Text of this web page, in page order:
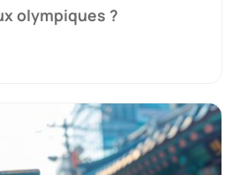
olympiques ?